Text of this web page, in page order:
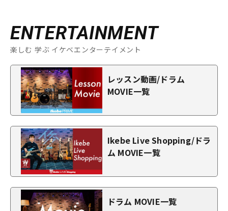
ENTERTAINMENT
楽しむ 学ぶ イケベエンターテイメント
レッスン動画/ドラム
MOVIE一覧
Ikebe Live Shopping/ドラ
ム MOVIE一覧
ドラム MOVIE一覧